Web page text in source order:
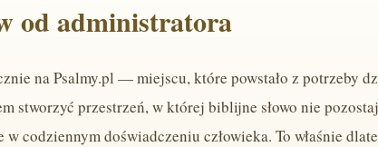
od administratora
na Psalmy.pl — miejscu, które powstało z potrzeby
stworzyć przestrzeń, w której biblijne słowo nie
codziennym doświadczeniu człowieka. To właśnie